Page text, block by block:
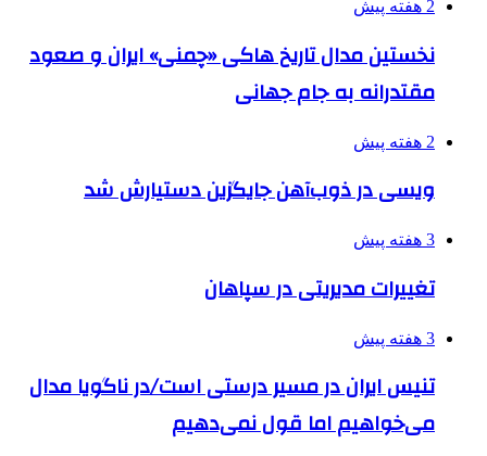
2 هفته پیش
نخستین مدال تاریخ هاکی «چمنی» ایران و صعود
مقتدرانه به جام جهانی
2 هفته پیش
ویسی در ذوب‌آهن جایگزین دستیارش شد
3 هفته پیش
تغییرات مدیریتی در سپاهان
3 هفته پیش
تنیس ایران در مسیر درستی است/در ناگویا مدال
می‌خواهیم اما قول نمی‌دهیم